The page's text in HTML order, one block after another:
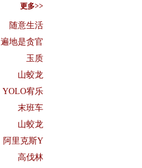
更多>>
随意生活
遍地是贪官
玉质
山蛟龙
YOLO宥乐
末班车
山蛟龙
阿里克斯Y
高伐林